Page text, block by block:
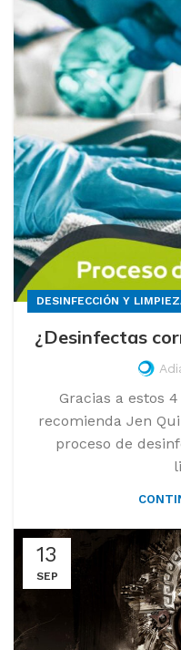
DESINFECCIÓN Y
¿Desinfectas
Gracias a estos
recomienda Jen
proceso de
13
SEP